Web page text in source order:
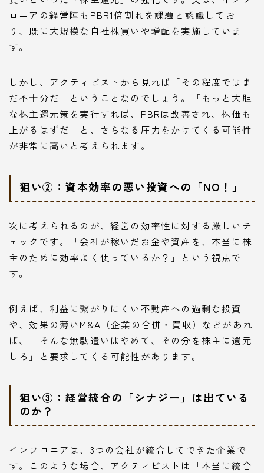
ロニアの経営陣もPBR1倍割れを課題と認識してお
り、既に大規模な自社株買いや増配を実施していま
す。
しかし、アクティビストから見れば「その程度ではま
だ不十分だ」ということなのでしょう。「もっと大胆
な株主還元策を実行すれば、PBRは改善され、株価も
上がるはずだ」と、さらなる圧力をかけてくる可能性
が非常に高いと考えられます。
狙い②：資本効率の悪い投資への「NO！」
次に考えられるのが、経営の効率性に対する厳しいチ
ェックです。「会社が稼いだお金や資産を、本当に株
主のために効率よく使っているか？」という視点で
す。
例えば、利益に繋がりにくい不動産への過剰な投資
や、効果の薄いM&A（企業の合併・買収）などがあれ
ば、「そんな無駄遣いはやめて、その分を株主に還元
しろ」と要求してくる可能性があります。
狙い③：経営統合の「シナジー」は出ている
のか？
インフロニアは、3つの会社が統合してできた企業で
す。このような場合、アクティビストは「本当に統合